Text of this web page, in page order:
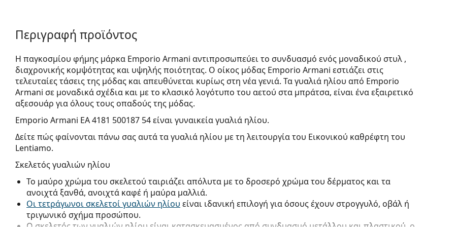
Περιγραφή προϊόντος
Η παγκοσμίου φήμης μάρκα Emporio Armani αντιπροσωπεύει το συνδυασμό ενός μοναδικού στυλ ,
διαχρονικής κομψότητας και υψηλής ποιότητας. Ο οίκος μόδας Emporio Armani εστιάζει στις
τελευταίες τάσεις της μόδας και απευθύνεται κυρίως στη νέα γενιά. Τα γυαλιά ηλίου από Emporio
Armani σε μοναδικά σχέδια και με το κλασικό λογότυπο του αετού στα μπράτσα, είναι ένα εξαιρετικό
αξεσουάρ για όλους τους οπαδούς της μόδας.
Emporio Armani EA 4181 500187 54είναι γυναικεία γυαλιά ηλίου.
Δείτε πώς φαίνονται πάνω σας αυτά τα γυαλιά ηλίου με τη λειτουργία του Εικονικού καθρέφτη του
Lentiamo.
Σκελετός γυαλιών ηλίου
Το μαύρο χρώμα του σκελετού ταιριάζει απόλυτα με το δροσερό χρώμα του δέρματος και τα
ανοιχτά ξανθά, ανοιχτά καφέ ή μαύρα μαλλιά.
Οι τετράγωνοι σκελετοί γυαλιών ηλίου είναι ιδανική επιλογή για όσους έχουν στρογγυλό, οβάλ ή
τριγωνικό σχήμα προσώπου.